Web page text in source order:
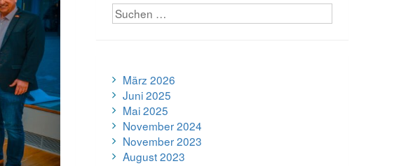
März 2026
Juni 2025
Mai 2025
November 2024
November 2023
August 2023